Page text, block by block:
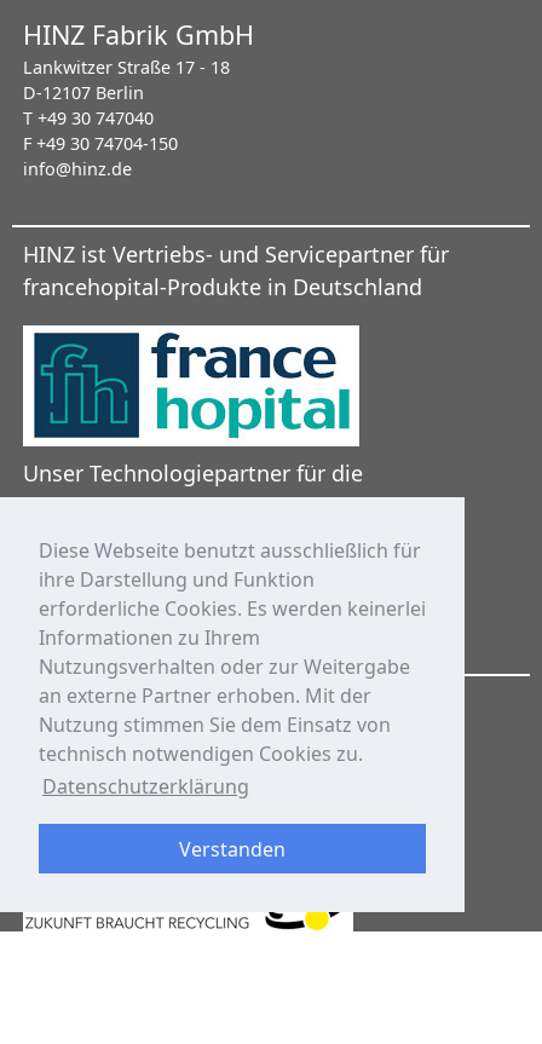
Diese Webseite benutzt ausschließlich für
ihre Darstellung und Funktion
erforderliche Cookies. Es werden keinerlei
Informationen zu Ihrem
Nutzungsverhalten oder zur Weitergabe
an externe Partner erhoben. Mit der
Nutzung stimmen Sie dem Einsatz von
technisch notwendigen Cookies zu.
Datenschutzerklärung
Verstanden
HINZ Fabrik GmbH
Lankwitzer Straße 17 - 18
D-12107 Berlin
T +49 30 747040
F +49 30 74704-150
info@hinz.de
HINZ ist Vertriebs- und Servicepartner für
francehopital-Produkte in Deutschland
Unser Technologiepartner für die
mobile 230V-Stromversorgung
Zertifizierungen